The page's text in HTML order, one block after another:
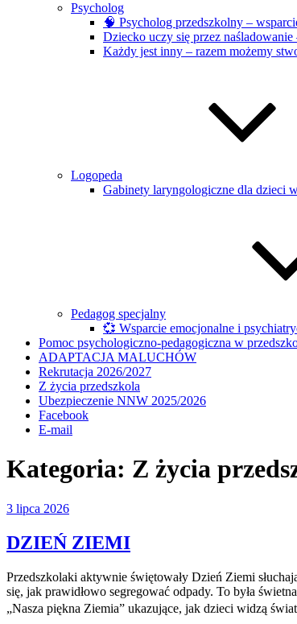
Psycholog
🧠 Psycholog przedszkolny –
Dziecko uczy się przez naśladowanie
Każdy jest inny – razem możemy
Logopeda
Gabinety laryngologiczne dla dzieci
Pedagog specjalny
💞 Wsparcie emocjonalne i
Pomoc psychologiczno-pedagogiczna w
ADAPTACJA MALUCHÓW
Rekrutacja 2026/2027
Z życia przedszkola
Ubezpieczenie NNW 2025/2026
Facebook
E-mail
Kategoria: Z życia
Opublikowane
3 lipca 2026
DZIEŃ ZIEMI
Przedszkolaki aktywnie świętowały Dzień Ziemi
się, jak prawidłowo segregować odpady. To była
„Nasza piękna Ziemia” ukazujące, jak dzieci widzą